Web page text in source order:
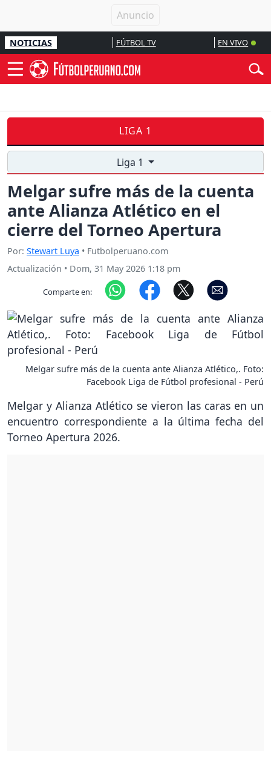
NOTICIAS FÚTBOL TV EN VIVO
LIGA 1
Liga 1
Melgar sufre más de la cuenta
ante Alianza Atlético en el
cierre del Torneo Apertura
Por: Stewart Luya • Futbolperuano.com
Actualización • Dom, 31 May 2026 1:18 pm
Comparte en:
Melgar sufre más de la cuenta ante Alianza Atlético,. Foto:
Facebook Liga de Fútbol profesional - Perú
Melgar y Alianza Atlético se vieron las caras en un
encuentro correspondiente a la última fecha del
Torneo Apertura 2026.